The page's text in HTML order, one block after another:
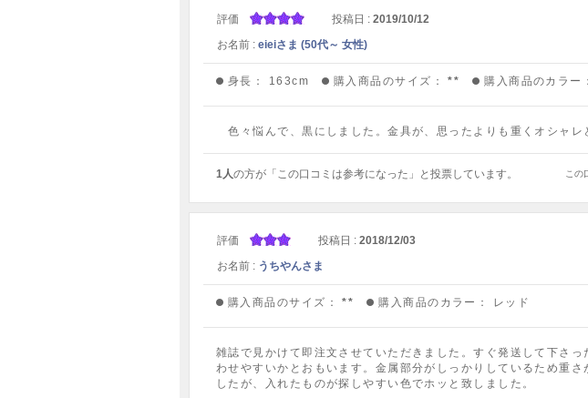
評価 投稿日 : 2019/10/12
お名前 : eieiさま (50代～ 女性)
身長： 163cm 購入商品のサイズ： ** 購入商品のカラー：
色々悩んで、黒にしました。金具が、思ったよりも重くオシャレ
この
1人の方が「この口コミは参考になった」と投票しています。
評価 投稿日 : 2018/12/03
お名前 : うちやんさま
購入商品のサイズ： ** 購入商品のカラー： レッド
雑誌で見かけて即注文させていただきました。すぐ発送して下さ
わせやすいかとおもいます。金属部分がしっかりしているため重
したが、入れたものが探しやすい色でホッと致しました。